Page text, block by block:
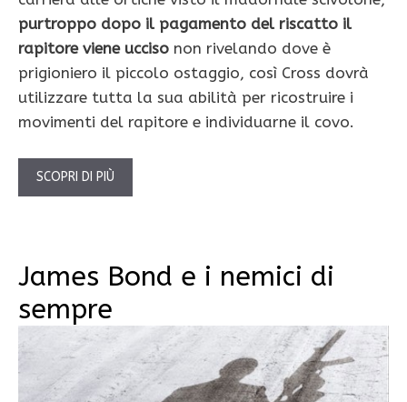
purtroppo dopo il pagamento del riscatto il
rapitore viene ucciso non rivelando dove è
prigioniero il piccolo ostaggio, così Cross dovrà
utilizzare tutta la sua abilità per ricostruire i
movimenti del rapitore e individuarne il covo.
SCOPRI DI PIÙ
James Bond e i nemici di
sempre